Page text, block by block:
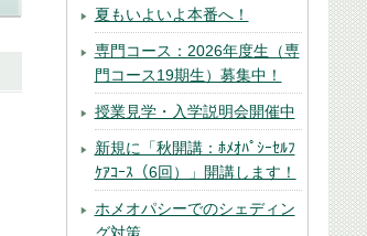
夏もいよいよ本番へ！
専門コース：2026年度生（専
門コース19期生）募集中！
授業見学・入学説明会開催中
新規に「秋開講：ﾎﾒｵﾊﾟｼｰｾﾙﾌ
ｹｱｺｰｽ（6回）」開講します！
ホメオパシーでのシェディン